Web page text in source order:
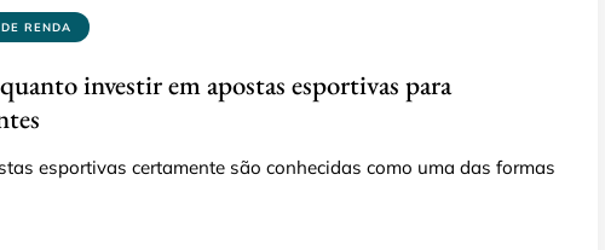
RENDA
investir em apostas esportivas para
esportivas certamente são conhecidas como uma das formas